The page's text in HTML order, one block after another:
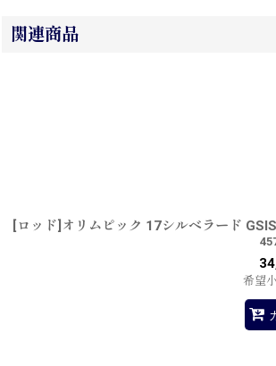
関連商品
[ロッド]オリムピック 17シルベラード
希望